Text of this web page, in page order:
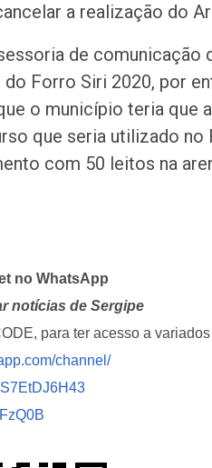
a realização do
de comunicação
Forro Siri 2020, por
o município teria que
que seria utilizado no
com 50 leitos na
no WhatsApp
notícias de Sergipe
para ter acesso a
channel/